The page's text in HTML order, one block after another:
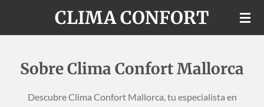
principal
CLIMA CONFORT
Sobre Clima Confort Mallorca
Descubre Clima Confort Mallorca, tu especialista en